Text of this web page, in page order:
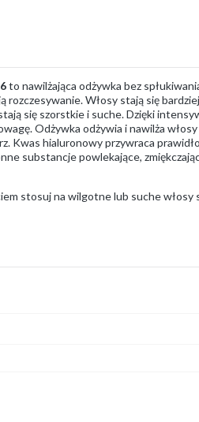
to nawilżająca odżywka bez
rozczesywanie. Włosy stają się
się szorstkie i suche. Dzięki
Odżywka odżywia i nawilża
Kwas hialuronowy przywraca
substancje powlekające,
stosuj na wilgotne lub suche włosy